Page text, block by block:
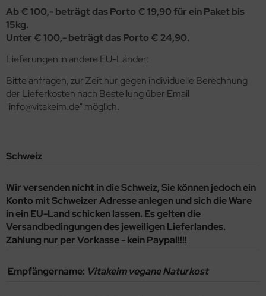
Ab € 100,- beträgt das Porto € 19,90 für ein Paket bis
15kg.
Unter € 100,- beträgt das Porto € 24,90.
Lieferungen in andere EU-Länder:
Bitte anfragen, zur Zeit nur gegen individuelle Berechnung
der Lieferkosten nach Bestellung über Email
"info@vitakeim.de" möglich.
Schweiz
Wir versenden nicht in die Schweiz, Sie können jedoch ein
Konto mit Schweizer Adresse anlegen und sich die Ware
in ein EU-Land schicken lassen. Es gelten die
Versandbedingungen des jeweiligen Lieferlandes.
Zahlung nur per Vorkasse - kein Paypal!!!!
Empfängername: Vitakeim vegane Naturkost